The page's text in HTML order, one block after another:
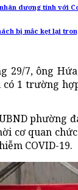
dương tính với
bị mắc kẹt lại
29/7, ông
1 trường
phường
cơ quan
COVID-19.